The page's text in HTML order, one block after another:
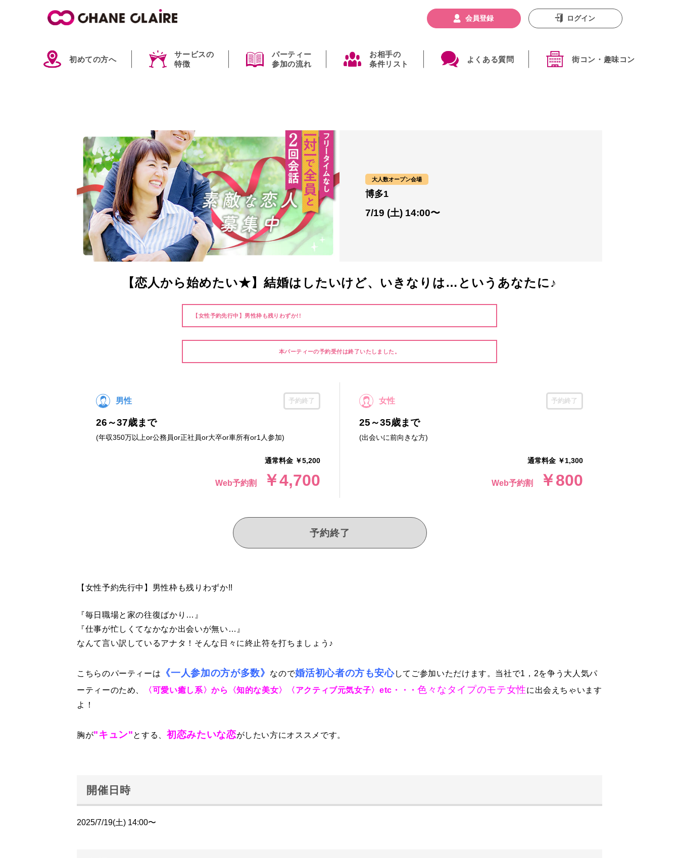
初めての方へ
サービスの
特徴
パーティー
参加の流れ
お相手の
条件リスト
よくある質問 街コン・趣味コン
会員登録 ログイン
7/19 (土) 14:00〜
大人数オープン会場
博多1
【恋人から始めたい★】結婚はしたいけど、いきなりは…というあなたに♪
【女性予約先行中】男性枠も残りわずか!!
本パーティーの予約受付は終了いたしました。
男性 予約終了
26～37歳まで
(年収350万以上or公務員or正社員or大卒or車所有or1人参加)
通常料金 ￥5,200
Web予約割 ￥4,700
女性 予約終了
25～35歳まで
(出会いに前向きな方)
通常料金 ￥1,300
Web予約割 ￥800
予約終了
【女性予約先行中】男性枠も残りわずか!!
『毎日職場と家の往復ばかり…』
『仕事が忙しくてなかなか出会いが無い…』
なんて言い訳しているアナタ！そんな日々に終止符を打ちましょう♪
こちらのパーティーは 《一人参加の方が多数》 なので婚活初心者の方も安心してご参加いただけます。当社で1，2を争う大人気パ
ーティーのため、
〈可愛い癒し系〉から〈知的な美女〉〈アクティブ元気女子〉etc・・・ 色々なタイプのモテ女性に出会えちゃいます
よ！
胸が"キュン"とする、初恋みたいな恋がしたい方にオススメです。
開催日時
2025/7/19(土) 14:00〜